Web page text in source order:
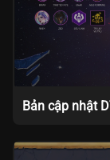
Bản cập nhật